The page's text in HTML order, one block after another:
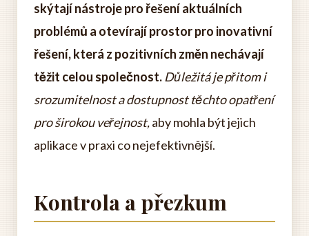
skýtají nástroje pro řešení aktuálních
problémů a otevírají prostor pro inovativní
řešení, která z pozitivních změn nechávají
těžit celou společnost. Důležitá je přitom i
srozumitelnost a dostupnost těchto opatření
pro širokou veřejnost,aby mohla být jejich
aplikace v praxi co nejefektivnější.
Kontrola a přezkum